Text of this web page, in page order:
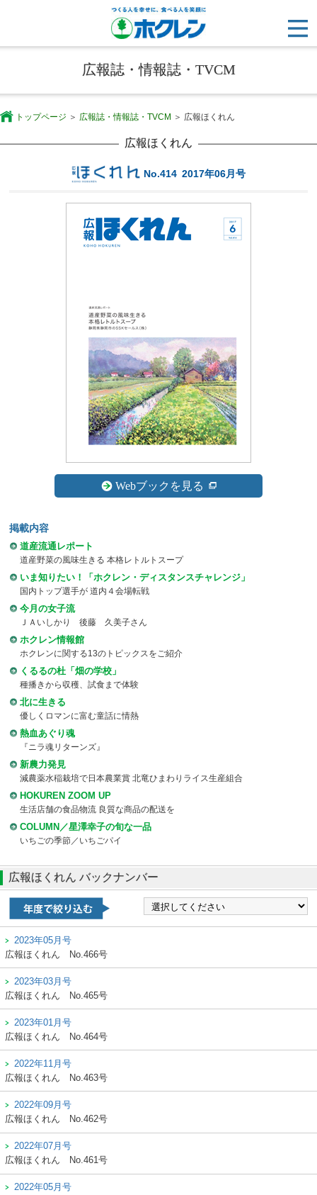
広報誌・情報誌・TVCM
トップページ 広報誌・情報誌・TVCM 広報ほくれん
広報ほくれん
No.414 2017年06月号
Webブックを見る
掲載内容
道産流通レポート
道産野菜の風味生きる 本格レトルトスープ
いま知りたい！「ホクレン・ディスタンスチャレンジ」
国内トップ選手が 道内４会場転戦
今月の女子流
ＪＡいしかり 後藤 久美子さん
ホクレン情報館
ホクレンに関する13のトピックスをご紹介
くるるの杜「畑の学校」
種播きから収穫、試食まで体験
北に生きる
優しくロマンに富む童話に情熱
熱血あぐり魂
『ニラ魂リターンズ』
新農力発見
減農薬水稲栽培で日本農業賞 北竜ひまわりライス生産組合
HOKUREN ZOOM UP
生活店舗の食品物流 良質な商品の配送を
COLUMN／星澤幸子の旬な一品
いちごの季節／いちごパイ
広報ほくれん バックナンバー
2023年05月号
広報ほくれん
No.466号
2023年03月号
広報ほくれん
No.465号
2023年01月号
広報ほくれん
No.464号
2022年11月号
広報ほくれん
No.463号
2022年09月号
広報ほくれん
No.462号
2022年07月号
広報ほくれん
No.461号
2022年05月号